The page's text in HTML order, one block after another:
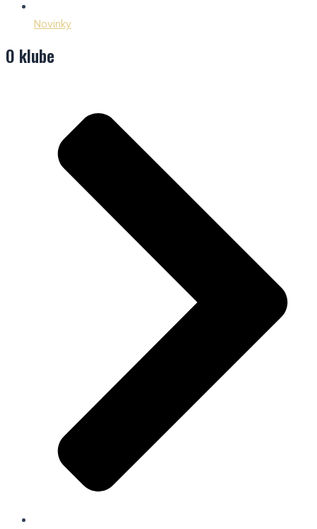
Novinky
O klube